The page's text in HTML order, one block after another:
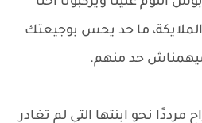
ما حد يحس بوجيعتك
ميهمناش حد منهم.
مرددًا نحو ابنتها التي لم تغادر